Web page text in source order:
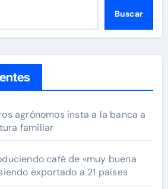
Buscar
agrónomos insta a la banca a
familiar
café de «muy buena
exportado a 21 países